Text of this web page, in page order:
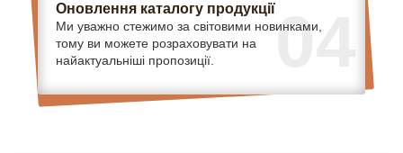
04
Оновлення каталогу продукції
Ми уважно стежимо за світовими новинками,
тому ви можете розраховувати на
найактуальніші пропозиції.